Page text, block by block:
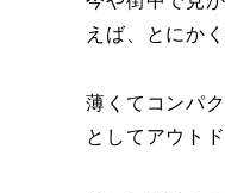
えば、とにか
薄くてコンパ
としてアウト